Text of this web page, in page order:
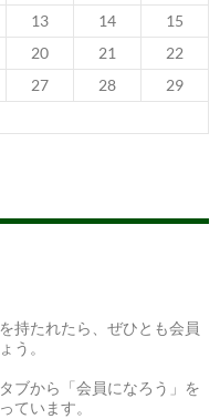
13 14
15
20 21
22
27 28
29
持たれたら、ぜひとも会員
う。
ブから「会員になろう」を
ています。